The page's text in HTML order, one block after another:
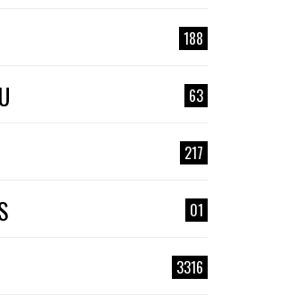
188
63
217
01
3316